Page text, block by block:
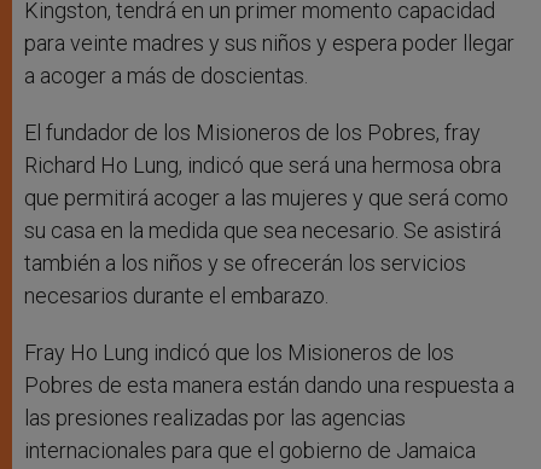
Kingston, tendrá en un primer momento capacidad
para veinte madres y sus niños y espera poder llegar
a acoger a más de doscientas.
El fundador de los Misioneros de los Pobres, fray
Richard Ho Lung, indicó que será una hermosa obra
que permitirá acoger a las mujeres y que será como
su casa en la medida que sea necesario. Se asistirá
también a los niños y se ofrecerán los servicios
necesarios durante el embarazo.
Fray Ho Lung indicó que los Misioneros de los
Pobres de esta manera están dando una respuesta a
las presiones realizadas por las agencias
internacionales para que el gobierno de Jamaica